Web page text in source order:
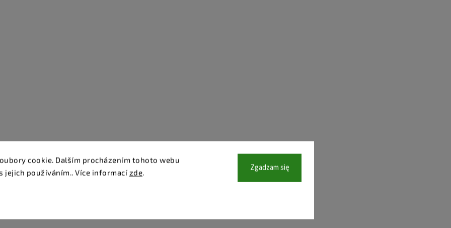
cookie. Dalším procházením tohoto webu
jejich používáním.. Více informací zde. Zgadzam się